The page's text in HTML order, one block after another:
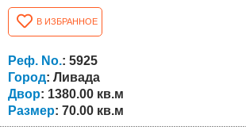
международным сообществом
Дом имеет жилую площадь 70 кв.м и отличается прочной
конструкцией. Недвижимость
возможности для ремонта и
соответствии с предпочтениями
В ИЗБРАННОЕ
Реф. No.: 5925
Город: Ливада
Двор: 1380.00 кв.м
Размер: 70.00 кв.м